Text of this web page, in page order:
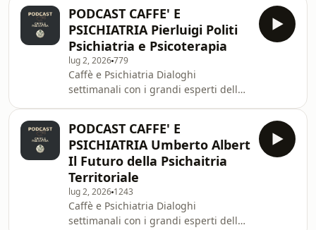
questo episodio
di Psichiatria, proponiamo un
incontro con i più qualificati esperti
italiani in psichiatria, psicologia e
neuroscienze.Un progetto di
educazione sanitaria e divulgazione
scientifica senza precedenti, per
ampiezza e qualità dei contenuti.🎙️ In
questo episodio
PODCAST CAFFE' E
PSICHIATRIA Pierluigi Politi
Psichiatria e Psicoterapia
lug 2, 2026779
Caffè e Psichiatria Dialoghi
settimanali con i grandi esperti della
di Psichiatria, proponiamo un
incontro con i più qualificati esperti
italiani in psichiatria, psicologia e
neuroscienze.Un progetto di
educazione sanitaria e divulgazione
scientifica senza precedenti, per
ampiezza e qualità dei contenuti.🎙️ In
PODCAST CAFFE' E
PSICHIATRIA Umberto Albert
Il Futuro della Psichaitria
Territoriale
lug 2, 2026 1243
Caffè e Psichiatria Dialoghi
settimanali con i grandi esperti della